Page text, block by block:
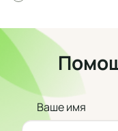
Ваше имя